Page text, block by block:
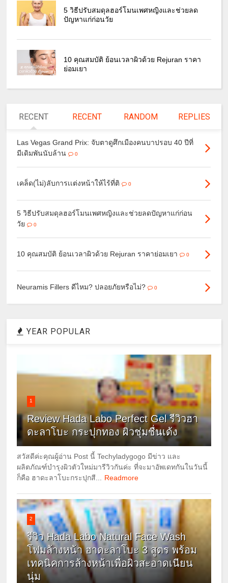
5 วิธีปรับสมดุลฮอร์โมนเพศหญิงและช่วยลด
ปัญหาแก่ก่อนวัย
10 คุณสมบัติ ย้อนเวลาผิวด้วย Rejuran ราคา
ย่อมเยา
RECENT RECENT RANDOM REPLIES
Las Vegas Grand Prix: จับตาดูศึกเมืองคนบาปรอบ 40 ปีที่
มีเดิมพันนับล้าน
0
เคล็ด(ไม่)ลับการเเต่งหน้าให้ไร้ที่ติ 0
5 วิธีปรับสมดุลฮอร์โมนเพศหญิงและช่วยลดปัญหาแก่ก่อน
วัย
0
10 คุณสมบัติ ย้อนเวลาผิวด้วย Rejuran ราคาย่อมเยา 0
Neuramis Fillers ดีไหม? ปลอยภัยหรือไม่? 0
YEAR POPULAR
1
Review Hada Labo Perfect Gel รีวิวฮา
ดะลาโบะ กระปุกทอง ผิวชุ่มชื่นเด้ง
สวัสดีค่ะคุณผู้อ่าน Post นี้ Techyladygogo มีข่าว และ
ผลิตภัณฑ์บำรุงผิวตัวใหม่มารีวิวกันค่ะ ที่จะมาอัพเดทกันในวันนี้
ก็คือ ฮาดะลาโบะกระปุกสี... Readmore
2
รีวิว Hada Labo Natural Face Wash
โฟมล้างหน้า ฮาดะลาโบะ 3 สูตร พร้อม
เทคนิคการล้างหน้าเพื่อผิวสะอาดเนียน
นุ่ม